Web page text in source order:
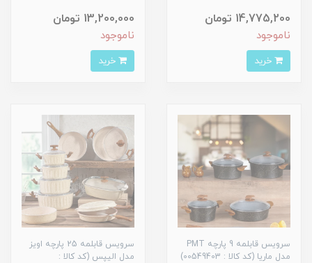
14,775,200 تومان
ناموجود
13,200,000 تومان
ناموجود
سرویس قابلمه 9 پارچه PMT
مدل ماریا (کد کالا : 00549403)
سرویس قابلمه 25 پارچه اویز
مدل الیپس (کد کالا :